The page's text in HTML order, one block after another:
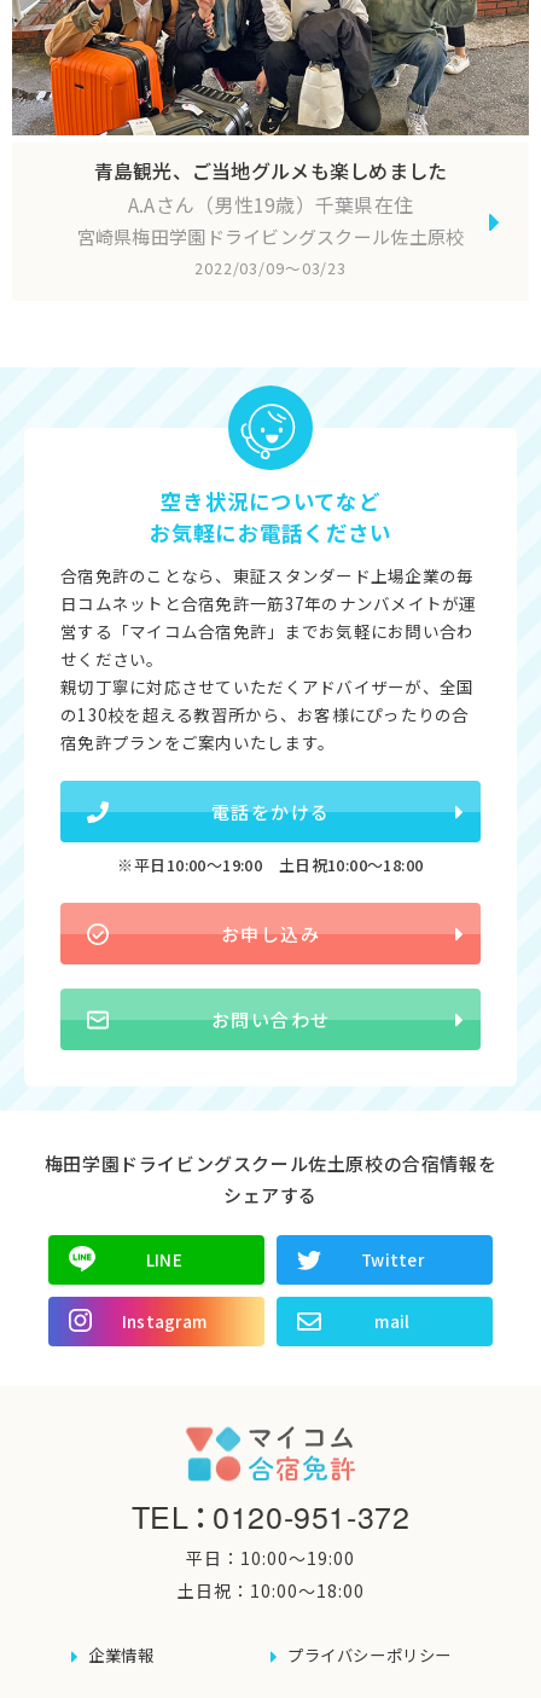
青島観光、ご当地グルメも楽しめました
A.Aさん（男性19歳）千葉県在住
宮崎県梅田学園ドライビングスクール佐土原校
2022/03/09〜03/23
空き状況についてなど
お気軽にお電話ください
合宿免許のことなら、東証スタンダード上場企業の毎
日コムネットと合宿免許一筋37年のナンバメイトが運
営する「マイコム合宿免許」までお気軽にお問い合わ
せください。
親切丁寧に対応させていただくアドバイザーが、全国
の130校を超える教習所から、お客様にぴったりの合
宿免許プランをご案内いたします。
電話をかける
※平日10:00〜19:00 土日祝10:00〜18:00
お申し込み
お問い合わせ
梅田学園ドライビングスクール佐土原校の合宿情報を
シェアする
LINE Twitter
Instagram mail
TEL：0120-951-372
平日：10:00〜19:00
土日祝：10:00〜18:00
企業情報 プライバシーポリシー